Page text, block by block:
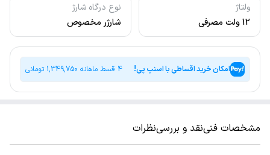
ولتاژ
12 ولت مصرفی
نوع درگاه شارژ
شارژر مخصوص
امکان خرید اقساطی با اسنپ پی! 4 قسط ماهانه 1,349,750 تومانی
مشخصات فنینقد و بررسینظرات